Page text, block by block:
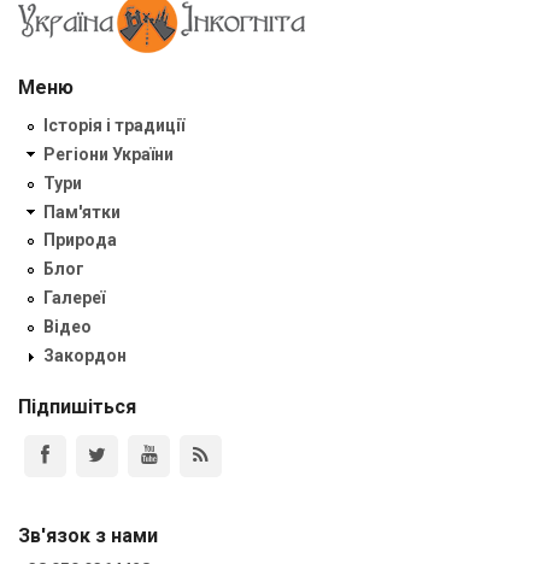
Меню
Історія і традиції
Регіони України
Тури
Пам'ятки
Природа
Блог
Галереї
Відео
Закордон
Підпишіться
Зв'язок з нами